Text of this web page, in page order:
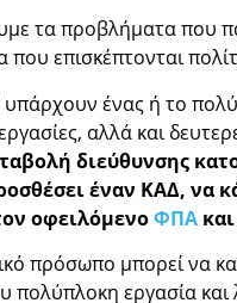
τα προβλήματα που
επισκέπτονται
ένας ή το
αλλά και
διεύθυνσης
έναν ΚΑΔ, να
οφειλόμενοΦΠΑ
πρόσωπο μπορεί να
πολύπλοκη εργασία